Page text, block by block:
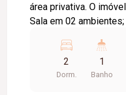
área privativa. O imóvel conta com: 02 quartos;
Sala em 02
oferece: Portões
Elevador; Diferenciais: Piso em porcelanato;
Bancadas em granito;
2
Dorm.
1
Banho